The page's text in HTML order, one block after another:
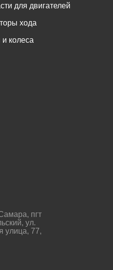
для двигателей
хода
колеса
, пгт
ул.
улица, 77,